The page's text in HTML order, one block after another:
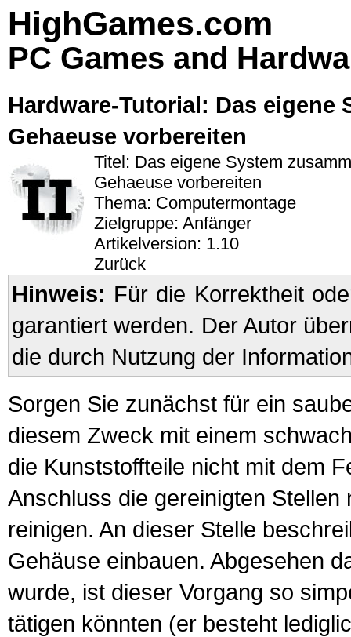
HighGames.com
PC Games and
Hardware-Tutorial: Das eigene
Gehaeuse vorbereiten
Titel: Das eigene System
Gehaeuse vorbereiten
Thema: Computermontage
Zielgruppe: Anfänger
Artikelversion: 1.10
Zurück
Hinweis: Für die Korrektheit
garantiert werden. Der Autor
die durch Nutzung der
Sorgen Sie zunächst für ein
diesem Zweck mit einem
die Kunststoffteile nicht mit dem
Anschluss die gereinigten
reinigen. An dieser Stelle
Gehäuse einbauen. Abgesehen
wurde, ist dieser Vorgang so
tätigen könnten (er besteht